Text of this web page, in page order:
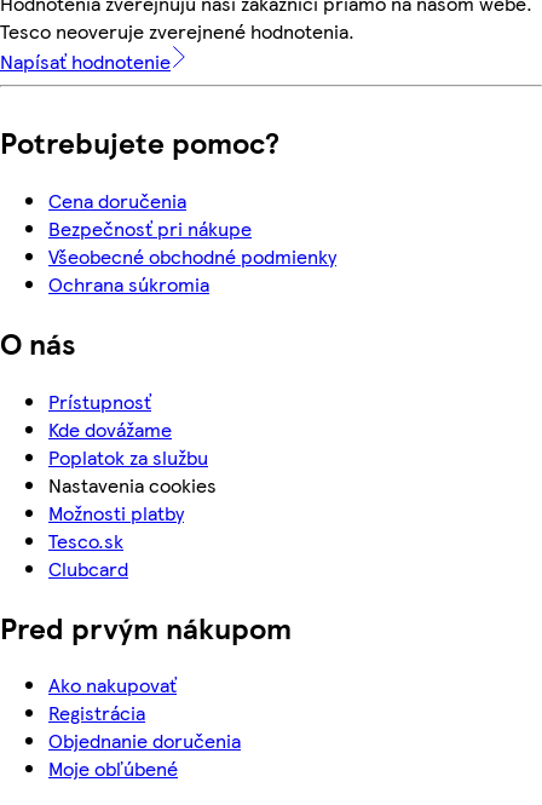
Tesco neoveruje zverejnené hodnotenia.
Napísať hodnotenie
Potrebujete pomoc?
Cena doručenia
Bezpečnosť pri nákupe
Všeobecné obchodné podmienky
Ochrana súkromia
O nás
Prístupnosť
Kde dovážame
Poplatok za službu
Nastavenia cookies
Možnosti platby
Tesco.sk
Clubcard
Pred prvým nákupom
Ako nakupovať
Registrácia
Objednanie doručenia
Moje obľúbené